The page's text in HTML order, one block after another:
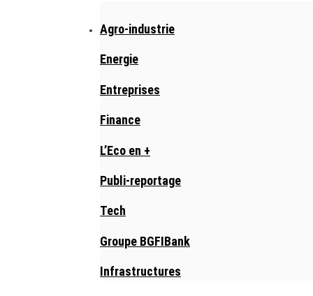
Agro-industrie
Energie
Entreprises
Finance
L’Eco en +
Publi-reportage
Tech
Groupe BGFIBank
Infrastructures